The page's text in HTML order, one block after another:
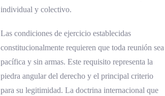
individual y colectivo.
Las condiciones de ejercicio establecidas
constitucionalmente requieren que toda reunión sea
pacífica y sin armas. Este requisito representa la
piedra angular del derecho y el principal criterio
para su legitimidad. La doctrina internacional que